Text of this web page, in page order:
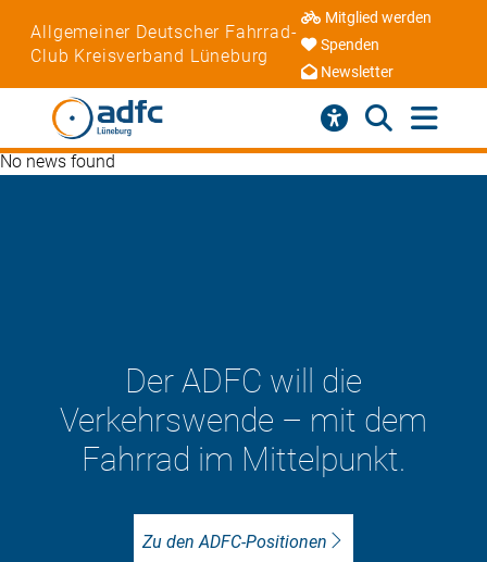
Allgemeiner Deutscher Fahrrad-
Club Kreisverband Lüneburg
Mitglied werden
Spenden
Newsletter
No news found
Der ADFC will die
Verkehrswende – mit dem
Fahrrad im Mittelpunkt.
Zu den ADFC-Positionen